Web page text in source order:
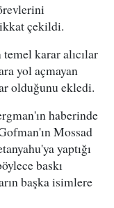
çekildi.
karar alıcılar
yol açmayan
olduğunu ekledi.
haberinde
Mossad
yaptığı
baskı
başka isimlere